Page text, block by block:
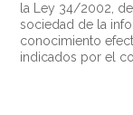
la Ley 34/2002,
sociedad de la
conocimiento
indicados por el